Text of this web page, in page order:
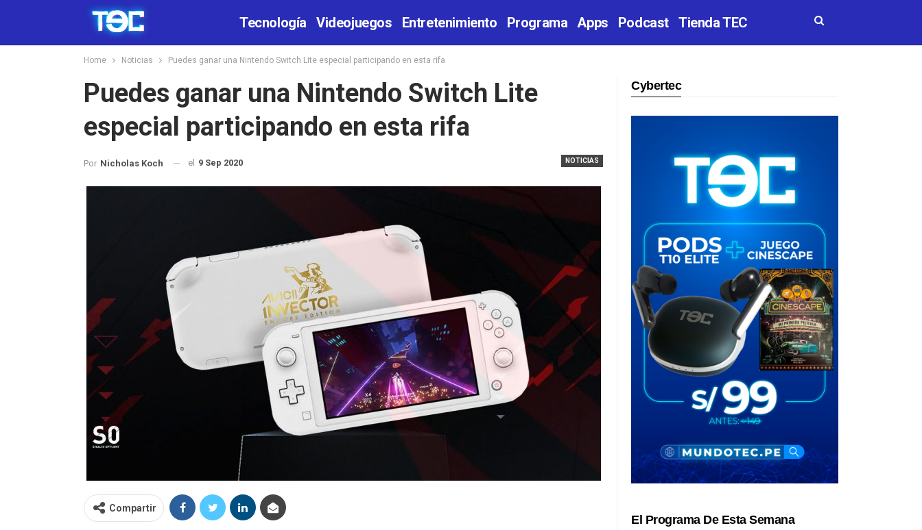
Tecnología Videojuegos Entretenimiento Programa Apps Podcast Tienda TEC
Home Noticias Puedes ganar una Nintendo Switch Lite especial participando en esta rifa
Puedes ganar una Nintendo Switch Lite
especial participando en esta rifa
NOTICIAS
Por Nicholas Koch el 9 Sep 2020
Compartir
Cybertec
El Programa De Esta Semana